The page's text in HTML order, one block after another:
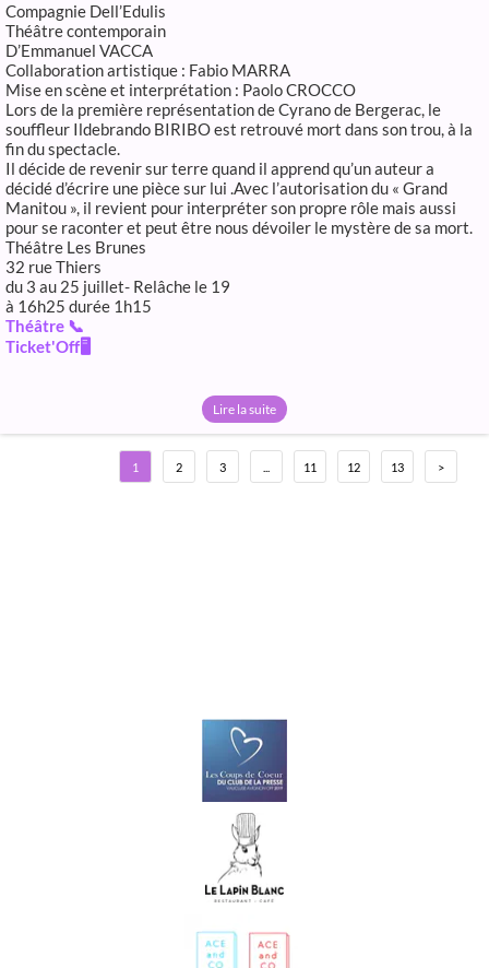
Compagnie Dell’Edulis
Théâtre contemporain
D’Emmanuel VACCA
Collaboration artistique : Fabio MARRA
Mise en scène et interprétation : Paolo CROCCO
Lors de la première représentation de Cyrano de Bergerac, le
souffleur Ildebrando BIRIBO est retrouvé mort dans son trou, à la
fin du spectacle.
Il décide de revenir sur terre quand il apprend qu’un auteur a
décidé d’écrire une pièce sur lui .Avec l’autorisation du « Grand
Manitou », il revient pour interpréter son propre rôle mais aussi
pour se raconter et peut être nous dévoiler le mystère de sa mort.
Théâtre Les Brunes
32 rue Thiers
du 3 au 25 juillet- Relâche le 19
à 16h25 durée 1h15
Théâtre 📞
Ticket'Off🖥️
Lire la suite
1 2 3 11 12 13 >